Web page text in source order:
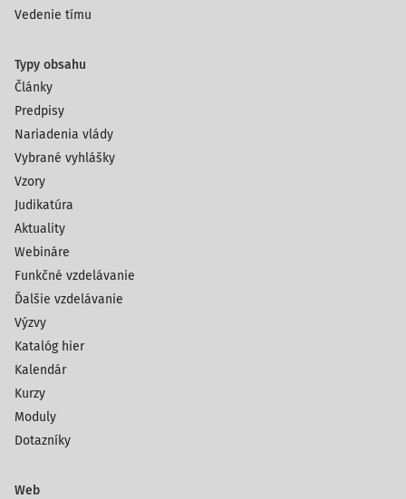
Vedenie tímu
Typy obsahu
Články
Predpisy
Nariadenia vlády
Vybrané vyhlášky
Vzory
Judikatúra
Aktuality
Webináre
Funkčné vzdelávanie
Ďalšie vzdelávanie
Výzvy
Katalóg hier
Kalendár
Kurzy
Moduly
Dotazníky
Web